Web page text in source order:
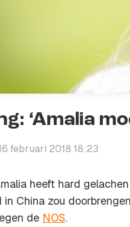
‘Amalia
februari 2018 18:23
heeft hard
China zou
de NOS.